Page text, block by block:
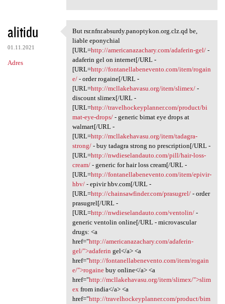
alitidu
01.11.2021
Adres
But rsr.nfnr.absurdy
But rsr.nfnr.absurdy.panoptykon.org.clz.qd be,
liable eponychial
[URL=http://americanazachary.com/adaferin-gel/-
adaferin gel on internet[/URL -
[URL=http://fontanellabenevento.com/item/rogain
e/- order rogaine[/URL -
[URL=http://mcllakehavasu.org/item/slimex/-
discount slimex[/URL -
[URL=http://travelhockeyplanner.com/product/bi
mat-eye-drops/- generic bimat eye drops at
walmart[/URL -
[URL=http://mcllakehavasu.org/item/tadagra-
strong/- buy tadagra strong no prescription[/URL -
[URL=http://nwdieselandauto.com/pill/hair-loss-
cream/- generic for hair loss cream[/URL -
[URL=http://fontanellabenevento.com/item/epivir-
hbv/- epivir hbv.com[/URL -
[URL=http://chainsawfinder.com/prasugrel/- order
prasugrel[/URL -
[URL=http://nwdieselandauto.com/ventolin/-
generic ventolin online[/URL - microvascular
drugs: <a
href="http://americanazachary.com/adaferin-
gel/">adaferin gel</a> <a
href="http://fontanellabenevento.com/item/rogain
e/">rogainebuy online</a> <a
href="http://mcllakehavasu.org/item/slimex/">slim
exfrom india</a> <a
href="http://travelhockeyplanner.com/product/bim